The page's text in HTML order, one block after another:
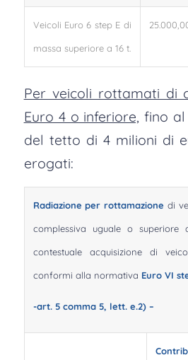
Veicoli Euro 6 step E di
massa superiore a 16 t.
Per veicoli rottamati di
Euro 4 o inferiore, fino
del tetto di 4 milioni di
erogati:
Radiazione per rottamazionedi
complessiva uguale o superiore
contestuale acquisizione di
conformi alla normativa Euro VI
-art. 5 comma 5, lett. e.2) –